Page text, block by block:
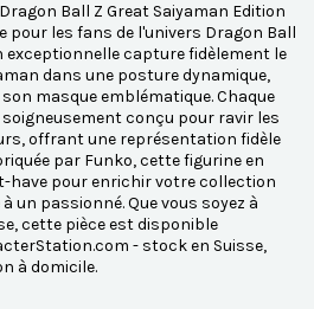
Ball Z Great Saiyaman Edition
pour les fans de l'univers Dragon Ball
exceptionnelle capture fidèlement le
dans une posture dynamique,
masque emblématique. Chaque
conçu pour ravir les
offrant une représentation fidèle
par Funko, cette figurine en
have pour enrichir votre collection
un passionné. Que vous soyez à
cette pièce est disponible
- stock en Suisse,
à domicile.